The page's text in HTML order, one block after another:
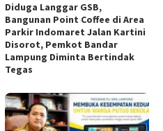
Diduga Langgar GSB,
Bangunan Point Coffee di Area
Parkir Indomaret Jalan Kartini
Disorot, Pemkot Bandar
Lampung Diminta Bertindak
Tegas